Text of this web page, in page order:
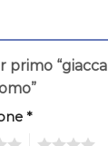
primo “giacca
*